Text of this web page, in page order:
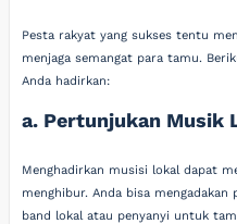
Pesta rakyat yang sukses tentu
menjaga semangat para tamu.
Anda hadirkan:
a. Pertunjukan Musik
Menghadirkan musisi lokal dapat
menghibur. Anda bisa
band lokal atau penyanyi untuk